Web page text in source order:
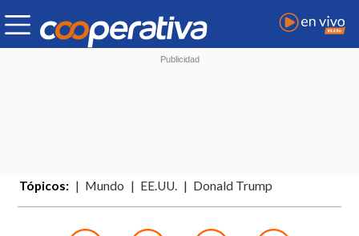
Tópicos: Mundo EE.UU. Donald Trump